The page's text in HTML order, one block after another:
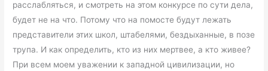
расслабляться, и смотреть на этом конкурсе по сути дела,
будет не на что. Потому что на помосте будут лежать
представители этих школ, штабелями, бездыханные, в позе
трупа. И как определить, кто из них мертвее, а кто живее?
При всем моем уважении к западной цивилизации, но